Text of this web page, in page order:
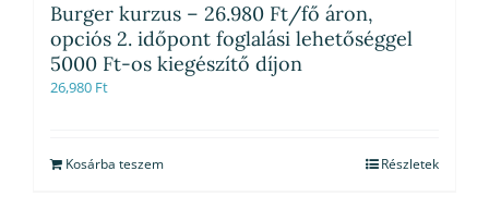
Burger kurzus – 26.980 Ft/fő áron,
opciós 2. időpont foglalási lehetőséggel
5000 Ft-os kiegészítő díjon
26,980 Ft
Kosárba teszem Részletek